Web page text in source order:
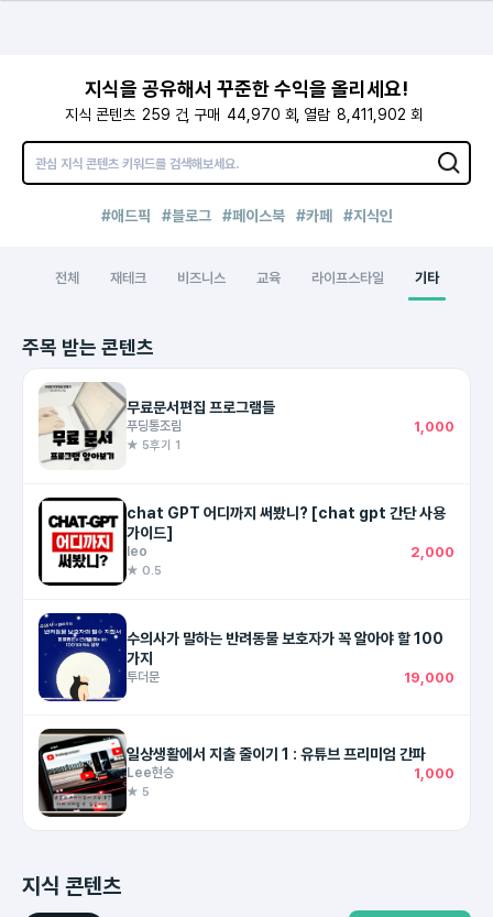
지식을 공유해서 꾸준한 수익을 올리세요!
지식 콘텐츠 259 건 구매 44,970 회 열람 8,411,902 회
#애드픽 #블로그 #페이스북 #카페 #지식인
전체 재테크 비즈니스 교육 라이프스타일 기타
주목 받는 콘텐츠
무료문서편집 프로그램들
푸딩통조림 1,000
★ 5후기 1
chat GPT 어디까지 써봤니? [chat gpt 간단 사용
가이드]
leo 2,000
★ 0.5
수의사가 말하는 반려동물 보호자가 꼭 알아야 할 100
가지
투더문 19,000
일상생활에서 지출 줄이기 1 : 유튜브 프리미엄 간파
Lee현승 1,000
★ 5
지식 콘텐츠